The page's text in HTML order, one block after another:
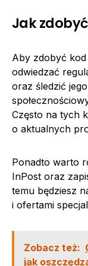
Jak
Aby zdobyć
odwiedzać
oraz śledzić
Często na tych
o aktualnych
Ponadto warto
InPost oraz
temu będziesz
i ofertami
Zobacz też:
jak